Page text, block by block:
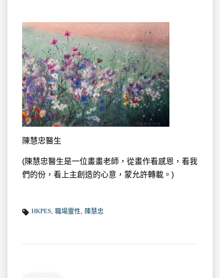
陳慧忠醫生
(陳慧忠醫生是一位畫畫老師，從畫作看感恩，看我
們的份，看上主創造的心意，蒙允許轉載。)
HKPES 職場靈性 陳慧忠